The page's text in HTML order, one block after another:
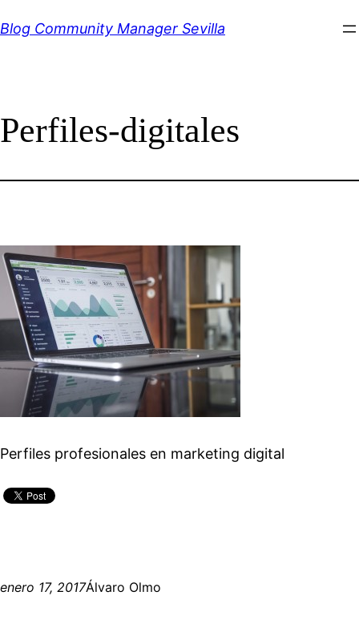
al
Blog Community Manager Sevilla
Perfiles-digitales
Perfiles profesionales en marketing digital
enero 17, 2017Álvaro Olmo